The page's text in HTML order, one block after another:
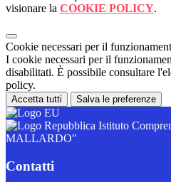
visionare la COOKIE POLICY.
Cookie necessari per il
I cookie necessari per il
disabilitati. È possibile consultare
policy.
Accetta tutti Salva le preferenze
Istituto
MALLARDO"
Contatti